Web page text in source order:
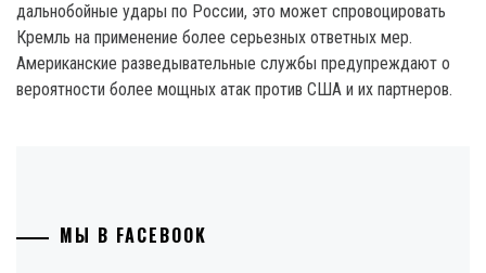
дальнобойные удары по России, это может спровоцировать
Кремль на применение более серьезных ответных мер.
Американские разведывательные службы предупреждают о
вероятности более мощных атак против США и их партнеров.
МЫ В FACEBOOK